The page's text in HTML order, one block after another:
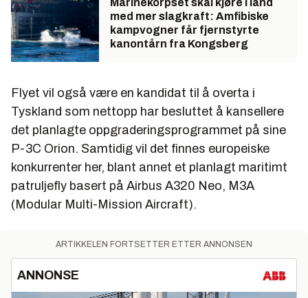
Marinekorpset skal kjøre i land
med mer slagkraft: Amfibiske
kampvogner får fjernstyrte
kanontårn fra Kongsberg
Flyet vil også være en kandidat til å overta i
Tyskland som nettopp har besluttet å kansellere
det planlagte oppgraderingsprogrammet på sine
P-3C Orion. Samtidig vil det finnes europeiske
konkurrenter her, blant annet et planlagt maritimt
patruljefly basert på Airbus A320 Neo, M3A
(Modular Multi-Mission Aircraft).
ARTIKKELEN FORTSETTER ETTER ANNONSEN
ANNONSE